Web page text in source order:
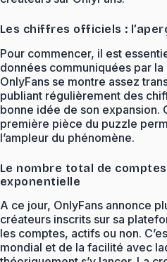
Les chiffres officiels :
Pour commencer, il est
données communiquées par
OnlyFans se montre assez
publiant régulièrement des
bonne idée de son expansion.
première pièce du puzzle
l’ampleur du phénomène.
Le nombre total de
exponentielle
A ce jour, OnlyFans annonce
créateurs inscrits sur sa
les comptes, actifs ou non.
mondial et de la facilité avec